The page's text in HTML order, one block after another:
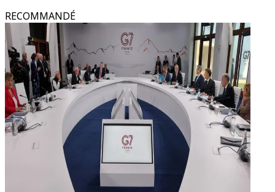
RECOMMANDÉ